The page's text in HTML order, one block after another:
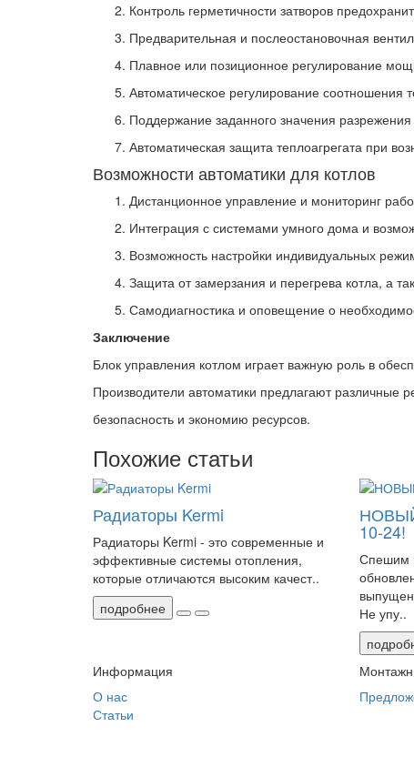
Контроль герметичности затворов
Предварительная и послеостановочная
Плавное или позиционное регулирование
Автоматическое регулирование соотношения
Поддержание заданного значения разрежения
Автоматическая защита теплоагрегата при
Возможности автоматики для котлов
Дистанционное управление и мониторинг
Интеграция с системами умного дома и
Возможность настройки индивидуальных
Защита от замерзания и перегрева котла, а
Самодиагностика и оповещение о
Заключение
Блок управления котлом играет важную роль в
Производители автоматики предлагают различные
безопасность и экономию ресурсов.
Похожие статьи
Радиаторы Kermi
Радиаторы Kermi - это современные и
эффективные системы отопления,
которые отличаются высоким качест..
подробнее
10-24!
Спешим
Не упу..
Информация
О нас
Статьи